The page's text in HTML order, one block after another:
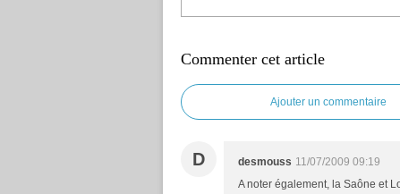
Commenter cet article
Ajouter un commentaire
D desmouss 11/07/2009 09:19
A noter également, la Saône et